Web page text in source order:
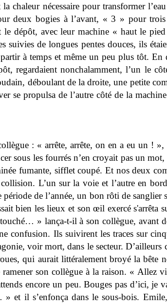
chaleur nécessaire pour transformer
deux bogies à l’avant, « 3 » pour
dépôt, avec leur machine « haut le
suivies de longues pentes douces, ils
à temps et même un peu plus tôt. En
regardaient nonchalamment, l’un le
déboulant de la droite, une petite
se propulsa de l’autre côté de la
: « arrête, arrête, on en a eu un !
sous les fourrés n’en croyait pas un
fumante, sifflet coupé. Et nos deux
L’un sur la voie et l’autre en
de l’année, un bon rôti de sanglier
bien les lieux et son œil exercé
» lança-t-il à son collègue, avant
confusion. Ils suivirent les traces sur
voir mort, dans le secteur.
qui aurait littéralement broyé la bête
son collègue à la raison. «
encore un peu. Bouges pas d’ici,
et il s’enfonça dans le sous-bois.